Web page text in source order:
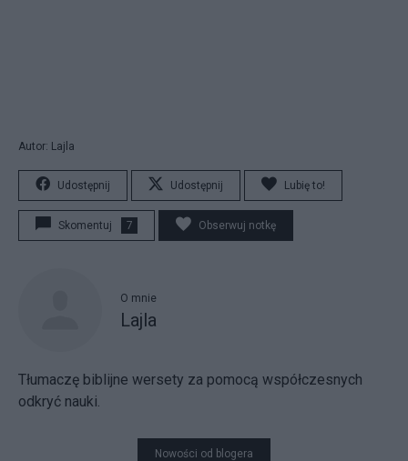
Autor: Lajla
Udostępnij Udostępnij Lubię to!
Skomentuj 7 Obserwuj notkę
O mnie
Lajla
Tłumaczę biblijne wersety za pomocą współczesnych
odkryć nauki.
Nowości od blogera